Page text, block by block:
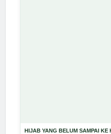
HIJAB YANG BELUM SAMPAI